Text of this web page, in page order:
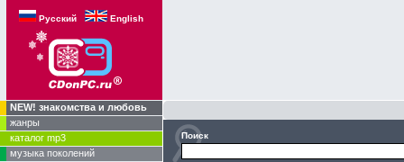
Русский English
NEW! знакомства и любовь
жанры
каталог mp3
музыка поколений
Поиск